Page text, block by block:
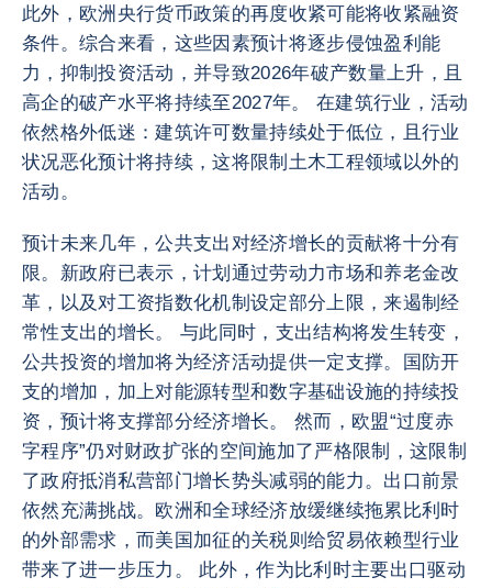
此外，欧洲央行货币政策的再度收紧可能将收紧融资
条件。综合来看，这些因素预计将逐步侵蚀盈利能
力，抑制投资活动，并导致2026年破产数量上升，且
高企的破产水平将持续至2027年。 在建筑行业，活动
依然格外低迷：建筑许可数量持续处于低位，且行业
状况恶化预计将持续，这将限制土木工程领域以外的
活动。
预计未来几年，公共支出对经济增长的贡献将十分有
限。新政府已表示，计划通过劳动力市场和养老金改
革，以及对工资指数化机制设定部分上限，来遏制经
常性支出的增长。 与此同时，支出结构将发生转变，
公共投资的增加将为经济活动提供一定支撑。国防开
支的增加，加上对能源转型和数字基础设施的持续投
资，预计将支撑部分经济增长。 然而，欧盟“过度赤
字程序”仍对财政扩张的空间施加了严格限制，这限制
了政府抵消私营部门增长势头减弱的能力。出口前景
依然充满挑战。欧洲和全球经济放缓继续拖累比利时
的外部需求，而美国加征的关税则给贸易依赖型行业
带来了进一步压力。 此外，作为比利时主要出口驱动